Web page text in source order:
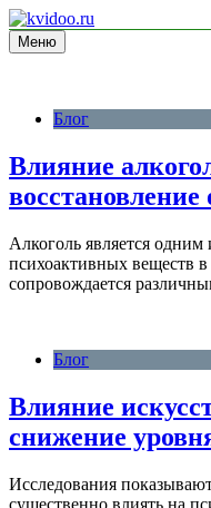
Перейти
к
содержимому
блог про здоровье
Меню
Блог
Влияние
восстановление
Алкоголь является
психоактивных веществ
сопровождается
Блог
Влияние
снижение
Исследования
существенно влиять на